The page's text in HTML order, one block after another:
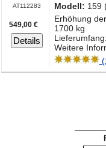
AT112283
549,00 €
Details
Modell: 159
Erhöhung
1700 kg
Weitere